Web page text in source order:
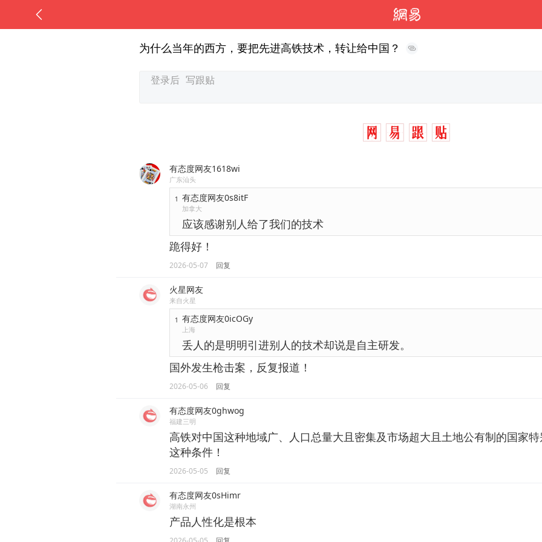
为什么当年的西方，要把先进高铁技术，转让给中国？
有态度网友1618wi
广东汕头
1 有态度网友0s8itF
加拿大
应该感谢别人给了我们的技术
跪得好！
2026-05-07 回复
火星网友
来自火星
1 有态度网友0icOGy
上海
丢人的是明明引进别人的技术却说是自主研发。
国外发生枪击案，反复报道！
2026-05-06 回复
有态度网友0ghwog
福建三明
高铁对中国这种地域广、人口总量大且密集及市场超大且土地公有制的国家
这种条件！
2026-05-05 回复
有态度网友0sHimr
湖南永州
产品人性化是根本